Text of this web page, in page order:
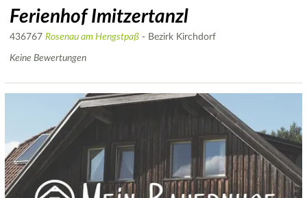
Ferienhof Imitzertanzl
436767 Rosenau am Hengstpaß - Bezirk Kirchdorf
Keine Bewertungen